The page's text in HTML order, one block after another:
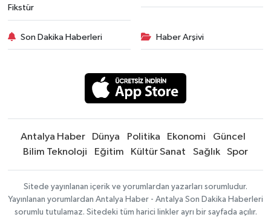
Fikstür
Son Dakika Haberleri Haber Arşivi
Antalya Haber Dünya Politika Ekonomi
Güncel
Bilim Teknoloji
Eğitim Kültür Sanat Sağlık Spor
Sitede yayınlanan içerik ve yorumlardan yazarları sorumludur.
Yayınlanan yorumlardan Antalya Haber - Antalya Son Dakika Haberleri
sorumlu tutulamaz. Sitedeki tüm harici linkler ayrı bir sayfada açılır.